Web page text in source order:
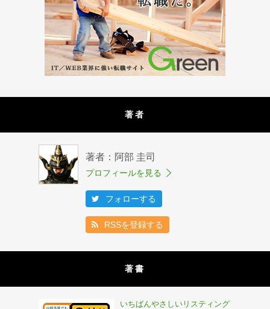
著者
著者：阿部 圭司
プロフィールを見る
フォローする
RSSを登録する
著書
いちばんやさしいリスティング